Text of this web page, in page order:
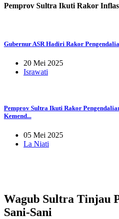
Pemprov Sultra Ikuti Rakor
Gubernur ASR Hadiri Rakor
20 Mei 2025
Israwati
Pemprov Sultra Ikuti Rakor
Kemend...
05 Mei 2025
La Niati
Wagub Sultra Tinjau
Sani-Sani